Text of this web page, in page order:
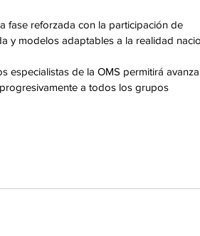
fase reforzada con la participación de
y modelos adaptables a la realidad
especialistas de la OMS permitirá
a todos los grupos